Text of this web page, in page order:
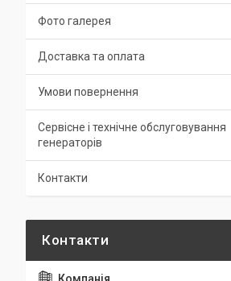
Фото галерея
Доставка та оплата
Умови повернення
Сервісне і технічне обслуговування
генераторів
Контакти